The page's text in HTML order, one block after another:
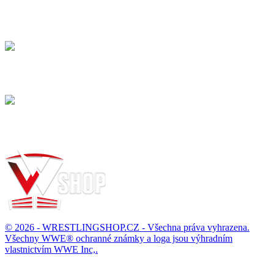
© 2026 - WRESTLINGSHOP.CZ - Všechna práva vyhrazena.
Všechny WWE® ochranné známky a loga jsou výhradním
vlastnictvím WWE Inc,.